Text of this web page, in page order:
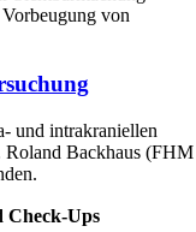
von
und intrakraniellen
Roland Backhaus (FHM
Check-Ups